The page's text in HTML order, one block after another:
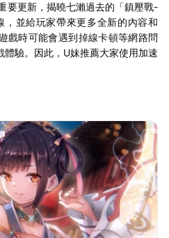
要更新，揭曉七瀨過去的「鎮壓戰-
並給玩家帶來更多全新的內容和
戲時可能會遇到掉線卡頓等網路問
驗。因此，U妹推薦大家使用加速